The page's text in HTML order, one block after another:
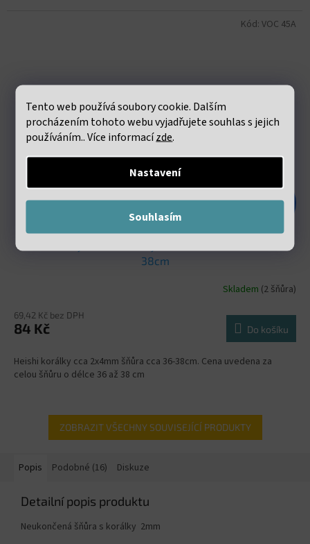
Tento web používá soubory cookie. Dalším
procházením tohoto webu vyjadřujete souhlas s jejich
používáním.. Více informacízde.
Nastavení
Souhlasím
187 Kč
38cm
Skladem (2 šňůra)
69,42 Kč bez DPH
84 Kč Do košíku
Heishi korálky cca 2x4mm šňůra cca 36-38cm. Cena uvedena za
celou šňůru o délce 36 až 38 cm
Kód: VOC 45A
ZOBRAZIT VŠECHNY SOUVISEJÍCÍ PRODUKTY
Popis Podobné (16) Diskuze
Detailní popis produktu
Neukončená šňůra s korálky 2mm